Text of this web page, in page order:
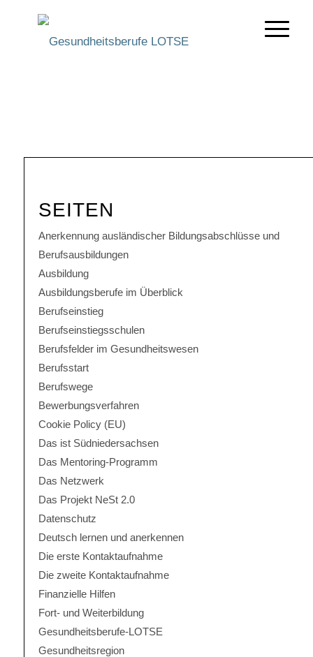
SEITEN
Anerkennung ausländischer Bildungsabschlüsse und
Berufsausbildungen
Ausbildung
Ausbildungsberufe im Überblick
Berufseinstieg
Berufseinstiegsschulen
Berufsfelder im Gesundheitswesen
Berufsstart
Berufswege
Bewerbungsverfahren
Cookie Policy (EU)
Das ist Südniedersachsen
Das Mentoring-Programm
Das Netzwerk
Das Projekt NeSt 2.0
Datenschutz
Deutsch lernen und anerkennen
Die erste Kontaktaufnahme
Die zweite Kontaktaufnahme
Finanzielle Hilfen
Fort- und Weiterbildung
Gesundheitsberufe-LOTSE
Gesundheitsregion